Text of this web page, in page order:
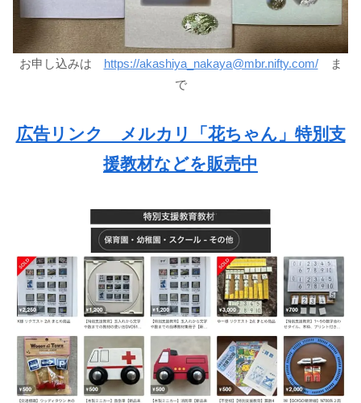
お申し込みは https://akashiya_nakaya@mbr.nifty.com/ま
で
広告リンク メルカリ「花ちゃん」特別支
援教材などを販売中